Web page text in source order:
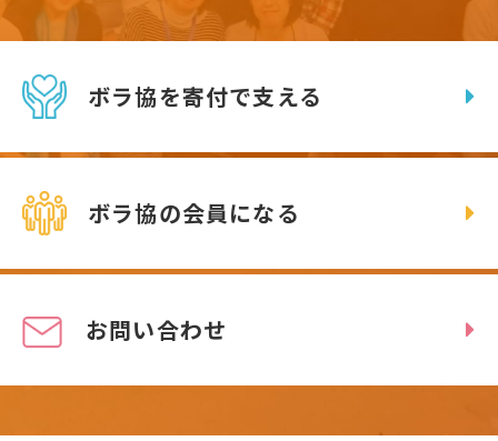
ボラ協を寄付で支える
ボラ協の会員になる
お問い合わせ